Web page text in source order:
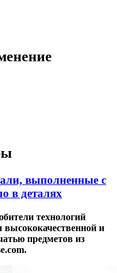
выполненные с
в деталях
технологий
и
предметов из